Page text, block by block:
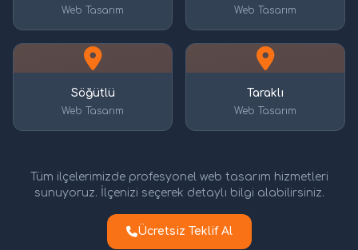
Web Tasarım Web Tasarım
Söğütlü
Web Tasarım
Taraklı
Web Tasarım
Tüm ilçelerimizde profesyonel web tasarım hizmetleri
sunuyoruz. İlçenizi seçerek detaylı bilgi alabilirsiniz.
Ücretsiz Teklif Al